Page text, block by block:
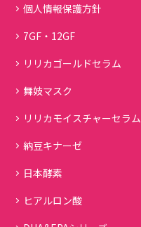
個人情報保護方針
7GF・12GF
リリカゴールドセラム
舞妓マスク
リリカモイスチャーセラム
納豆キナーゼ
日本酵素
ヒアルロン酸